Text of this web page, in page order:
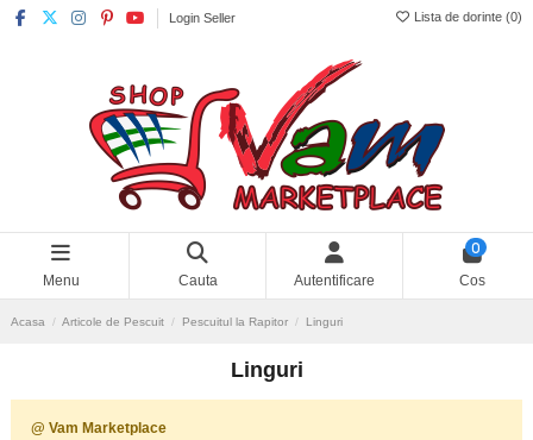
Login Seller Lista de dorinte (0)
Menu Cauta Autentificare
0
Cos
Acasa Articole de Pescuit Pescuitul la Rapitor Linguri
Linguri
@ Vam Marketplace